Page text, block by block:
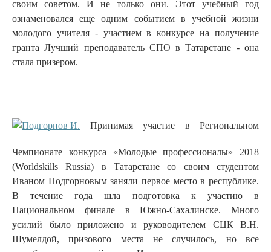
своим советом. И не только они. Этот учебный год
ознаменовался еще одним событием в учебной жизни
молодого учителя - участием в конкурсе на получение
гранта Лучший преподаватель СПО в Татарстане - она
стала призером.
Принимая участие в Региональном
Чемпионате конкурса «Молодые профессионалы» 2018
(Worldskills Russia) в Татарстане со своим студентом
Иваном Подгорновым заняли первое место в республике.
В течение года шла подготовка к участию в
Национальном финале в Южно-Сахалинске. Много
усилий было приложено и руководителем СЦК В.Н.
Шумелдой, призового места не случилось, но все